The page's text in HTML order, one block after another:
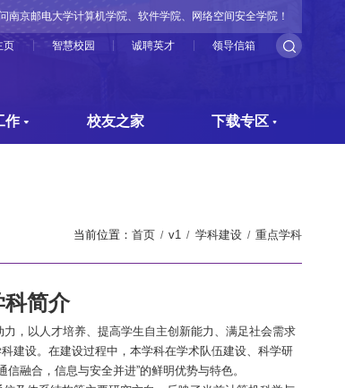
南京邮电大学计算机学院、软件学院、网络空间安全学院！
页 智慧校园 诚聘英才 领导信箱
作 校友之家 下载专区
当前位置： 首页 v1 学科建设 重点学科
科简介
，以人才培养、提高学生自主创新能力、满足社会需求
建设。在建设过程中，本学科在学术队伍建设、科学研
信融合，信息与安全并进”的鲜明优势与特色。